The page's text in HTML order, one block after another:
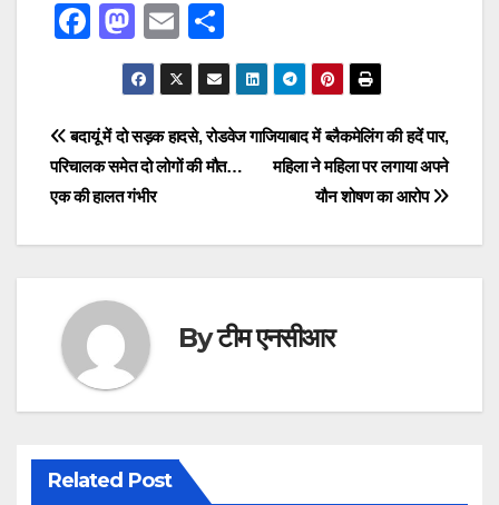
F
e
b
o
o
M
a
st
o
d
o
n
E
m
ail
h
ar
e
Post
navigation
गाजियाबाद में ब्लैकमेलिंग की हदें पार,
महिला ने महिला पर लगाया अपने
यौन शोषण का आरोप
बदायूं में दो सड़क हादसे, रोडवेज
परिचालक समेत दो लोगों की मौत…
एक की हालत गंभीर
Byटीम एनसीआर
Related Post